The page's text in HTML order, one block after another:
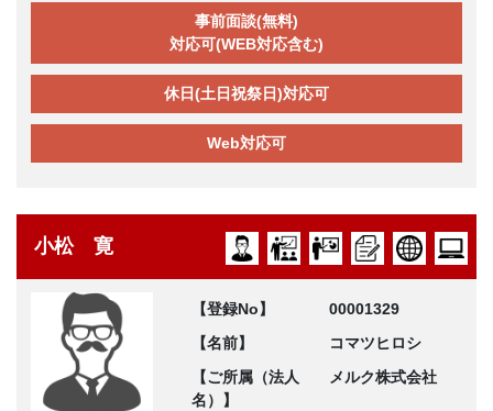
事前面談(無料)
対応可(WEB対応含む)
休日(土日祝祭日)対応可
Web対応可
小松 寛
【登録No】
00001329
【名前】
コマツヒロシ
【ご所属（法人
名）】
メルク株式会社